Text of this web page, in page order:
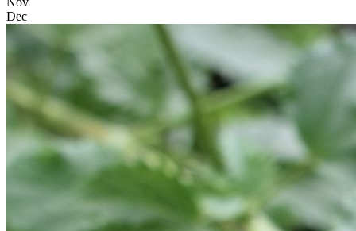
Dec